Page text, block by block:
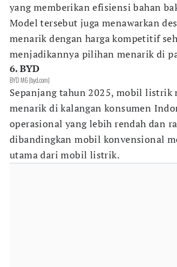
yang memberikan efisiensi bahan
Model tersebut juga menawarkan
menarik dengan harga kompetitif
menjadikannya pilihan menarik di
6. BYD
BYD M6 (byd.com)
Sepanjang tahun 2025, mobil
menarik di kalangan konsumen
operasional yang lebih rendah dan
dibandingkan mobil konvensional
utama dari mobil listrik.